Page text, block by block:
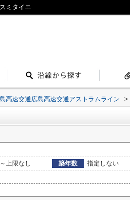
ミタイエ
高速交通広島高速交通アストラムライン >
上限なし 築年数
指定しない